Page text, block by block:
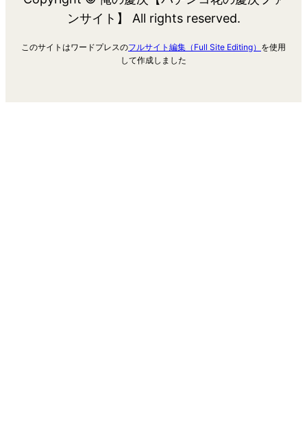
ンサイト】 All rights reserved.
このサイトはワードプレスのフルサイト編集（Full Site Editing） を使用
して作成しました